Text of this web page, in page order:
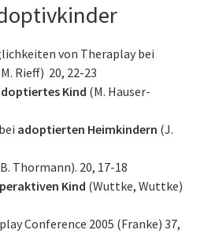
von Theraplay bei
Rieff) 20, 22-23
Kind (M. Hauser-
adoptierten Heimkindern (J.
Thormann). 20, 17-18
Kind (Wuttke, Wuttke)
Conference 2005 (Franke) 37,